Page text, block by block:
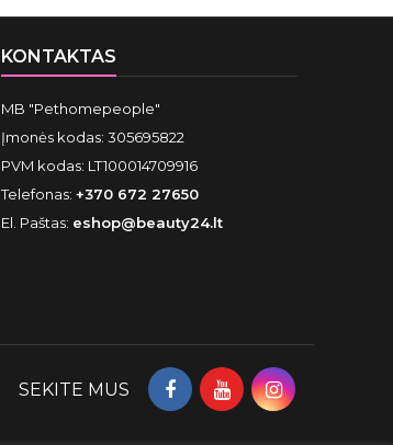
KONTAKTAS
MB "Pethomepeople"
Įmonės kodas: 305695822
PVM kodas: LT100014709916
Telefonas: +370 672 27650
El. Paštas: eshop@beauty24.lt
SEKITE MUS